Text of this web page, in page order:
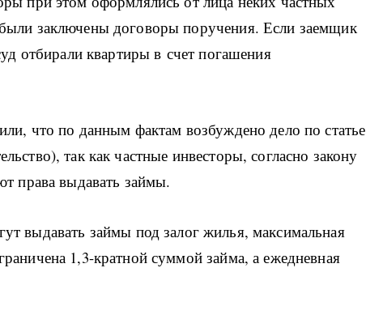
заключены договоры поручения. Если заемщик
отбирали квартиры в счет погашения
что по данным фактам возбуждено дело по статье
так как частные инвесторы, согласно закону
права выдавать займы.
выдавать займы под залог жилья, максимальная
1,3-кратной суммой займа, а ежедневная